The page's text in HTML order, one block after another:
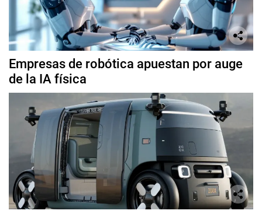
Empresas de robótica apuestan por auge
de la IA física